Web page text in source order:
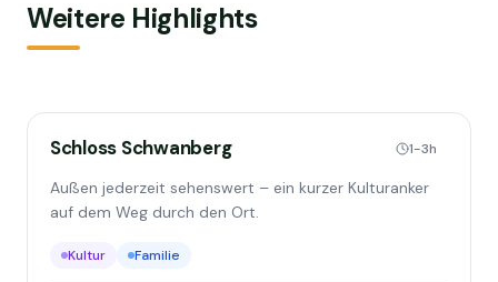
Weitere Highlights
Schloss Schwanberg 1-3h
Außen jederzeit sehenswert – ein kurzer Kulturanker
auf dem Weg durch den Ort.
Kultur Familie